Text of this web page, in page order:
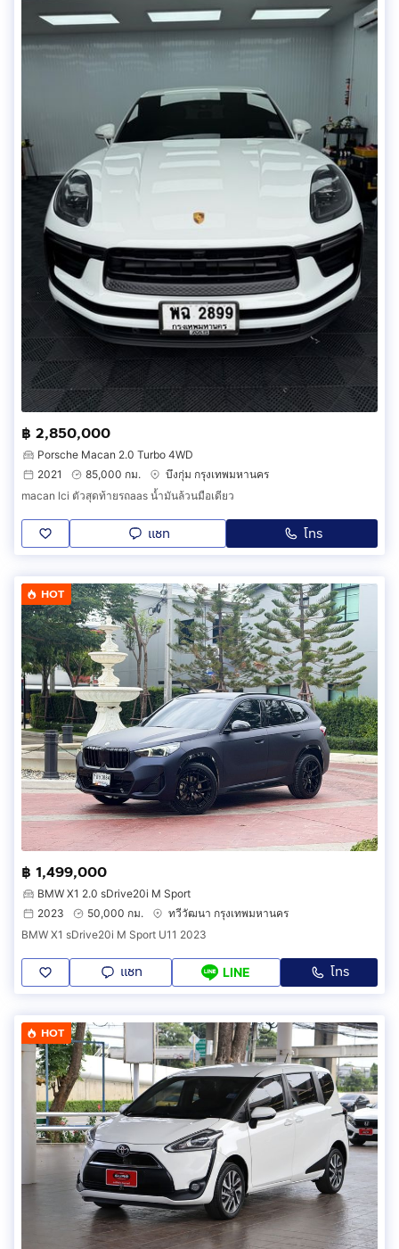
฿ 2,850,000
Porsche Macan 2.0 Turbo 4WD
2021
85,000 กม.
บึงกุ่ม กรุงเทพมหานคร
macan lci ตัวสุดท้ายรถaas น้ำมันล้วนมือเดียว
แชท โทร
HOT
฿ 1,499,000
BMW X1 2.0 sDrive20i M Sport
2023
50,000 กม.
ทวีวัฒนา กรุงเทพมหานคร
BMW X1 sDrive20i M Sport U11 2023
แชท LINE โทร
HOT